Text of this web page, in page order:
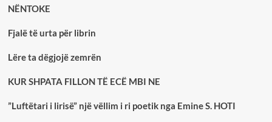
NËNTOKE
Fjalë të urta për librin
Lëre ta dëgjojë zemrën
KUR SHPATA FILLON TË ECË MBI NE
”Luftëtari i lirisë” një vëllim i ri poetik nga Emine S. HOTI